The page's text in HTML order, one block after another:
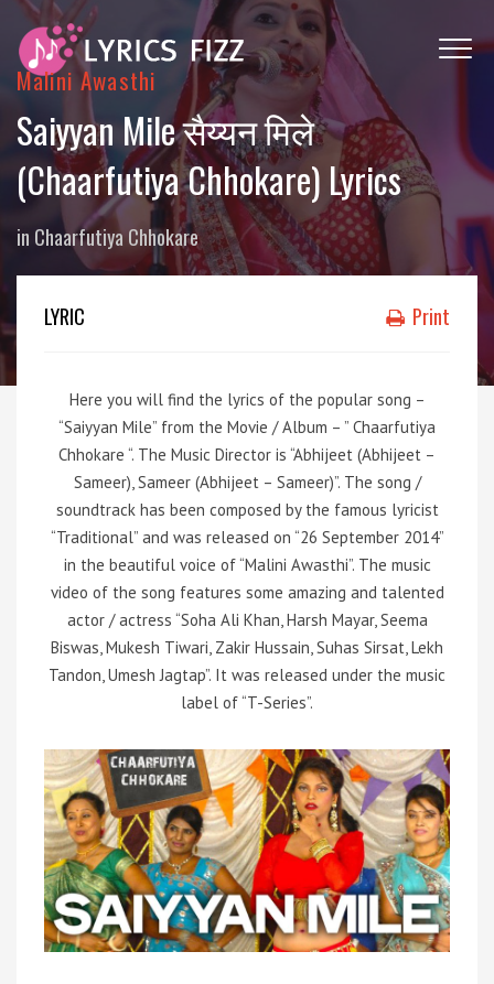
Malini Awasthi
Saiyyan Mile सैय्यन मिले
(Chaarfutiya Chhokare) Lyrics
in Chaarfutiya Chhokare
LYRIC Print
Here you will find the lyrics of the popular song –
“Saiyyan Mile” from the Movie / Album – ” Chaarfutiya
Chhokare “. The Music Director is “Abhijeet (Abhijeet –
Sameer), Sameer (Abhijeet – Sameer)”. The song /
soundtrack has been composed by the famous lyricist
“Traditional” and was released on “26 September 2014”
in the beautiful voice of “Malini Awasthi”. The music
video of the song features some amazing and talented
actor / actress “Soha Ali Khan, Harsh Mayar, Seema
Biswas, Mukesh Tiwari, Zakir Hussain, Suhas Sirsat, Lekh
Tandon, Umesh Jagtap”. It was released under the music
label of “T-Series”.